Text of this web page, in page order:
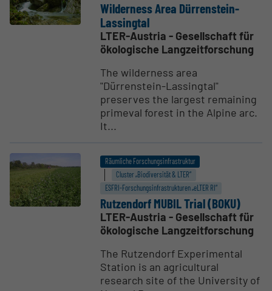
Wilderness Area Dürren­stein-
Lassingtal
LTER-Austria - Gesellschaft für
ökologische Langzeitforschung
The wilderness area
"Dürrenstein-Lassingtal"
preserves the largest remaining
primeval forest in the Alpine arc.
It...
Räumliche Forschungsinfrastruktur
Cluster „Biodiversität & LTER“
ESFRI-Forschungs­infrastrukturen „eLTER RI“
Rutzendorf MUBIL Trial (BOKU)
LTER-Austria - Gesellschaft für
ökologische Langzeitforschung
The Rutzendorf Experimental
Station is an agricultural
research site of the University of